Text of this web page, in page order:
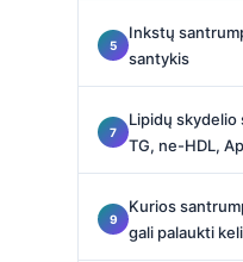
Inkstų
santykis
Lipidų skydelio
TG, ne-HDL,
Kurios
gali palaukti